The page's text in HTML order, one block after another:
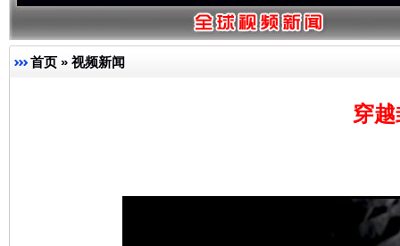
首页 » 视频新闻
穿